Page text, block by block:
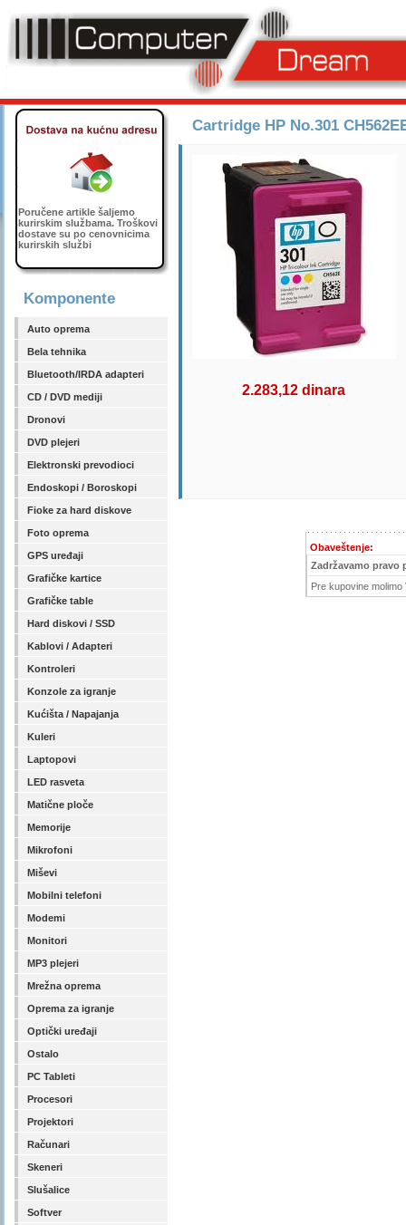
Poručene artikle šaljemo
kurirskim službama. Troškovi
dostave su po cenovnicima
kurirskih službi
Komponente
Auto oprema
Bela tehnika
Bluetooth/IRDA adapteri
CD / DVD mediji
Dronovi
DVD plejeri
Elektronski prevodioci
Endoskopi / Boroskopi
Fioke za hard diskove
Foto oprema
GPS uređaji
Grafičke kartice
Grafičke table
Hard diskovi / SSD
Kablovi / Adapteri
Kontroleri
Konzole za igranje
Kućišta / Napajanja
Kuleri
Laptopovi
LED rasveta
Matične ploče
Memorije
Mikrofoni
Miševi
Mobilni telefoni
Modemi
Monitori
MP3 plejeri
Mrežna oprema
Oprema za igranje
Optički uređaji
Ostalo
PC Tableti
Procesori
Projektori
Računari
Skeneri
Slušalice
Softver
Cartridge HP No.301
2.283,12 dinara
Obaveštenje:
Zadržavamo pravo
Pre kupovine